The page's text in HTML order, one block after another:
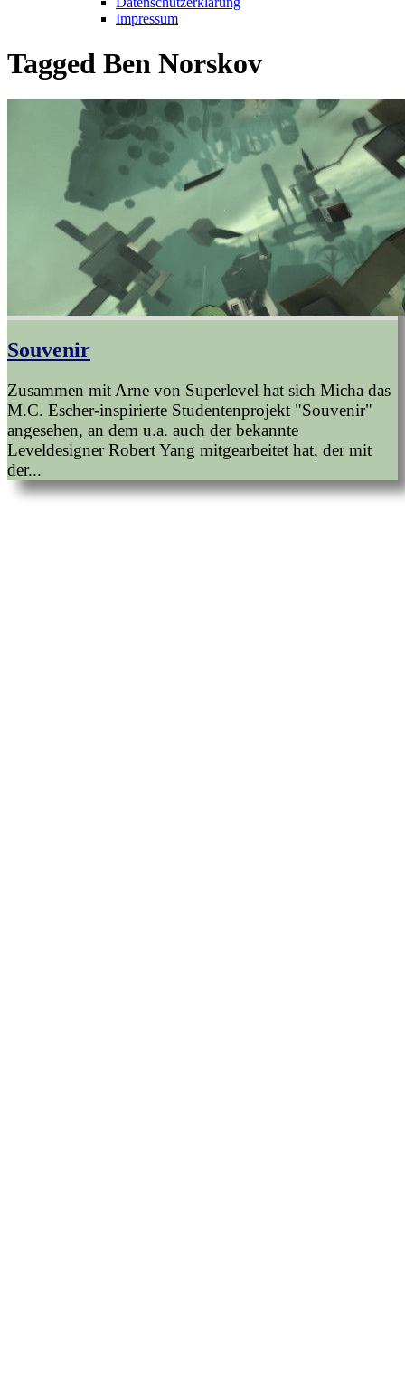
Impressum
Tagged Ben Norskov
Souvenir
Zusammen mit Arne von Superlevel hat sich Micha das
M.C. Escher-inspirierte Studentenprojekt "Souvenir"
angesehen, an dem u.a. auch der bekannte
Leveldesigner Robert Yang mitgearbeitet hat, der mit
der...